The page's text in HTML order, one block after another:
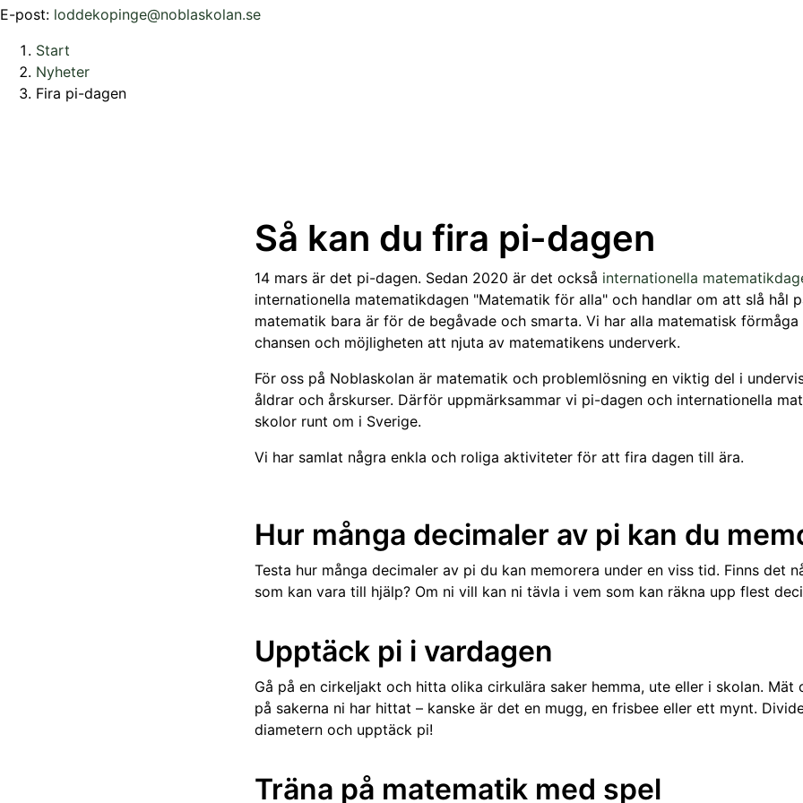
E-post: loddekopinge@noblaskolan.se
Start
Nyheter
Fira pi-dagen
Så kan du fira pi-dagen
14 mars är det pi-dagen. Sedan 2020 är det också internationella
internationella matematikdagen "Matematik för alla" och handlar om att slå hål
matematik bara är för de begåvade och smarta. Vi har alla matematisk
chansen och möjligheten att njuta av matematikens underverk.
För oss på Noblaskolan är matematik och problemlösning en viktig del i
åldrar och årskurser. Därför uppmärksammar vi pi-dagen och internationella
skolor runt om i Sverige.
Vi har samlat några enkla och roliga aktiviteter för att fira dagen till ära.
Hur många decimaler av pi kan du
Testa hur många decimaler av pi du kan memorera under en viss tid. Finns det
som kan vara till hjälp? Om ni vill kan ni tävla i vem som kan räkna upp flest
Upptäck pi i vardagen
Gå på en cirkeljakt och hitta olika cirkulära saker hemma, ute eller i skolan. Mät
på sakerna ni har hittat – kanske är det en mugg, en frisbee eller ett mynt.
diametern och upptäck pi!
Träna på matematik med spel